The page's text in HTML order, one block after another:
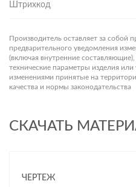
Штрихкод
Производитель оставляет за собой
предварительного уведомления
(включая внутренние
технические параметры изделия
изменениями принятые на
качества и нормы законодательства
СКАЧАТЬ
ЧЕРТЕЖ